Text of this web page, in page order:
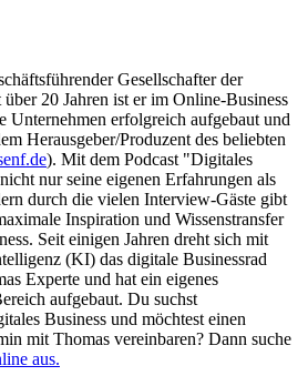
Gesellschafter der
über 20 Jahren ist er im Online-Business
Unternehmen erfolgreich aufgebaut und
Herausgeber/Produzent des beliebten
). Mit dem Podcast "Digitales
nur seine eigenen Erfahrungen als
durch die vielen Interview-Gäste gibt
Inspiration und Wissenstransfer
Seit einigen Jahren dreht sich mit
(KI) das digitale Businessrad
Experte und hat ein eigenes
aufgebaut. Du suchst
Business und möchtest einen
mit Thomas vereinbaren? Dann suche
aus.